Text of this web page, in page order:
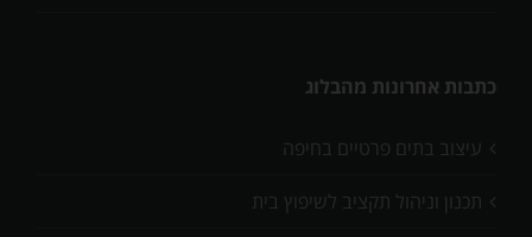
כתבות אחרונות מהבלוג
עיצוב בתים פרטיים בחיפה
תכנון וניהול תקציב לשיפוץ בית